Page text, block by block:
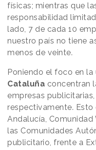
físicas; mientras que
responsabilidad
lado, 7 de cada 10
nuestro país no tiene
menos de veinte.
Poniendo el foco en la
Cataluña concentran
empresas publicitarias,
respectivamente. Esto
Andalucía, Comunidad
las Comunidades
publicitario, frente a